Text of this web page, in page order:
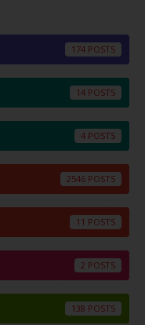
174
14
4
2546
11
2
138